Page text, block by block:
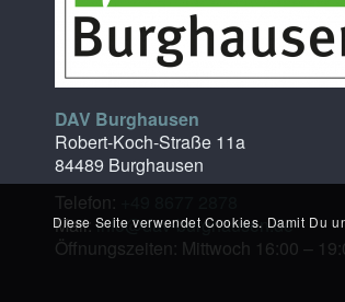
DAV Burghausen
Robert-Koch-Straße 11a
84489 Burghausen
Telefon:
Mail:info@dav-burghausen.de
Öffnungszeiten: Mittwoch 16:00 –
Diese Seite verwendet Cookies. Damit Du